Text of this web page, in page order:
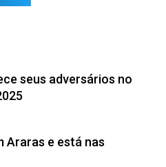
seus adversários no
Araras e está nas